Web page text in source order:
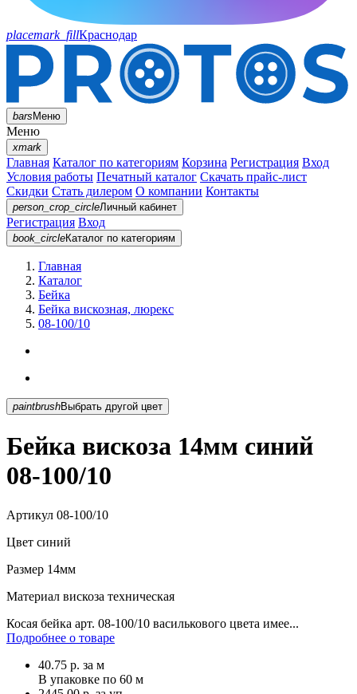
placemark_fillКраснодар
barsМеню
Меню
xmark
Главная Каталог по категориям Корзина Регистрация Вход
Условия работы Печатный каталог Скачать прайс-лист
Скидки Стать дилером О компании Контакты
person_crop_circleЛичный кабинет
Регистрация Вход
book_circleКаталог по категориям
Главная
Каталог
Бейка
Бейка вискозная, люрекс
08-100/10
paintbrush Выбрать другой цвет
Бейка вискоза 14мм синий
08-100/10
Артикул 08-100/10
Цвет синий
Размер 14мм
Материал вискоза техническая
Косая бейка арт. 08-100/10 василькового цвета имее...
Подробнее о товаре
40.75 р. за м
В упаковке по 60 м